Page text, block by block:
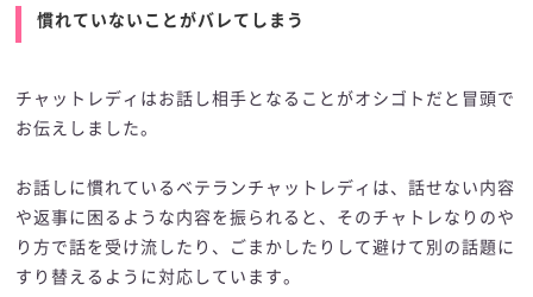
慣れていないことがバレてしまう
チャットレディはお話し相手となることがオシゴトだと冒頭で
お伝えしました。
お話しに慣れているベテランチャットレディは、話せない内容
や返事に困るような内容を振られると、そのチャトレなりのや
り方で話を受け流したり、ごまかしたりして避けて別の話題に
すり替えるように対応しています。